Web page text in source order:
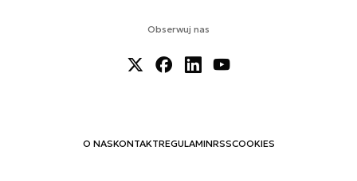
Obserwuj nas
O NASKONTAKTREGULAMINRSSCOOKIES